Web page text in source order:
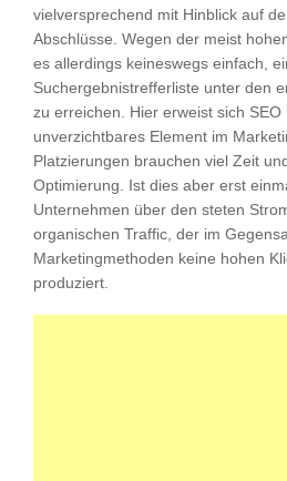
vielversprechend mit Hinblick auf
Abschlüsse. Wegen der meist
es allerdings keineswegs einfach,
Suchergebnistrefferliste unter den
zu erreichen. Hier erweist sich SEO
unverzichtbares Element im
Platzierungen brauchen viel Zeit
Optimierung. Ist dies aber erst
Unternehmen über den steten
organischen Traffic, der im
Marketingmethoden keine hohen
produziert.